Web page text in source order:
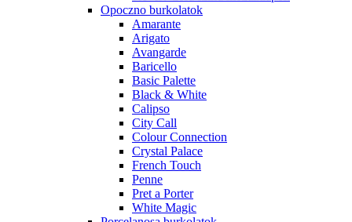
Opoczno burkolatok
Amarante
Arigato
Avangarde
Baricello
Basic Palette
Black & White
Calipso
City Call
Colour Connection
Crystal Palace
French Touch
Penne
Pret a Porter
White Magic